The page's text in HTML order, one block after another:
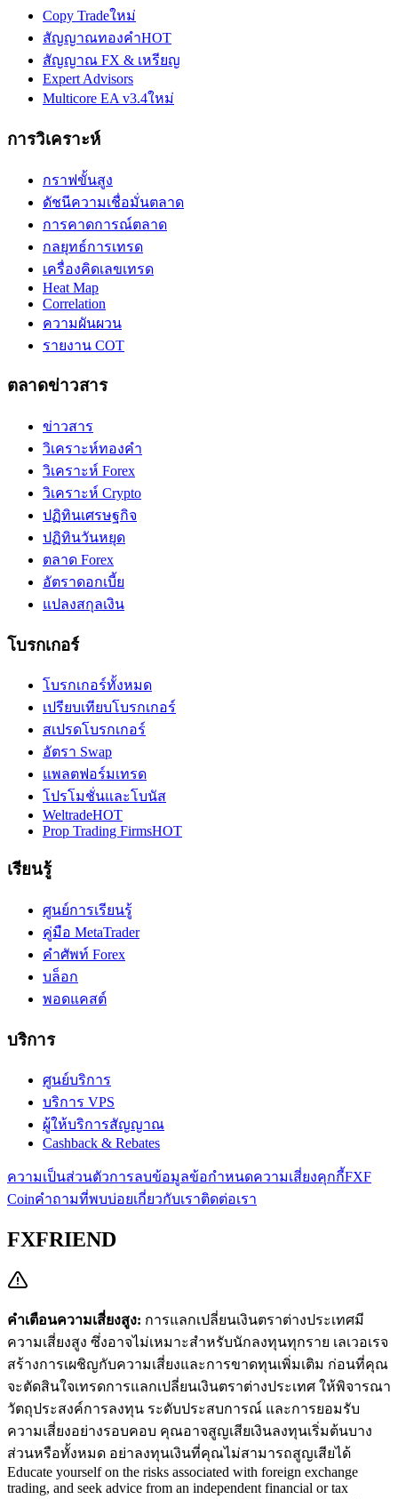
Copy Tradeใหม่
สัญญาณทองคำHOT
สัญญาณ FX & เหรียญ
Expert Advisors
Multicore EA v3.4ใหม่
การวิเคราะห์
กราฟขั้นสูง
ดัชนีความเชื่อมั่นตลาด
การคาดการณ์ตลาด
กลยุทธ์การเทรด
เครื่องคิดเลขเทรด
Heat Map
Correlation
ความผันผวน
รายงาน COT
ตลาดข่าวสาร
ข่าวสาร
วิเคราะห์ทองคำ
วิเคราะห์ Forex
วิเคราะห์ Crypto
ปฏิทินเศรษฐกิจ
ปฏิทินวันหยุด
ตลาด Forex
อัตราดอกเบี้ย
แปลงสกุลเงิน
โบรกเกอร์
โบรกเกอร์ทั้งหมด
เปรียบเทียบโบรกเกอร์
สเปรดโบรกเกอร์
อัตรา Swap
แพลตฟอร์มเทรด
โปรโมชั่นและโบนัส
WeltradeHOT
Prop Trading FirmsHOT
เรียนรู้
ศูนย์การเรียนรู้
คู่มือ MetaTrader
คำศัพท์ Forex
บล็อก
พอดแคสต์
บริการ
ศูนย์บริการ
บริการ VPS
ผู้ให้บริการสัญญาณ
Cashback & Rebates
ความเป็นส่วนตัวการลบข้อมูลข้อกำหนดความเสี่ยงคุกกี้FXF
Coinคำถามที่พบบ่อยเกี่ยวกับเราติดต่อเรา
FXFRIEND
คำเตือนความเสี่ยงสูง: การแลกเปลี่ยนเงินตราต่างประเทศมี
ความเสี่ยงสูง ซึ่งอาจไม่เหมาะสำหรับนักลงทุนทุกราย เลเวอเรจ
สร้างการเผชิญกับความเสี่ยงและการขาดทุนเพิ่มเติม ก่อนที่คุณ
จะตัดสินใจเทรดการแลกเปลี่ยนเงินตราต่างประเทศ ให้พิจารณา
วัตถุประสงค์การลงทุน ระดับประสบการณ์ และการยอมรับ
ความเสี่ยงอย่างรอบคอบ คุณอาจสูญเสียเงินลงทุนเริ่มต้นบาง
ส่วนหรือทั้งหมด อย่าลงทุนเงินที่คุณไม่สามารถสูญเสียได้
Educate yourself on the risks associated with foreign exchange
trading, and seek advice from an independent financial or tax